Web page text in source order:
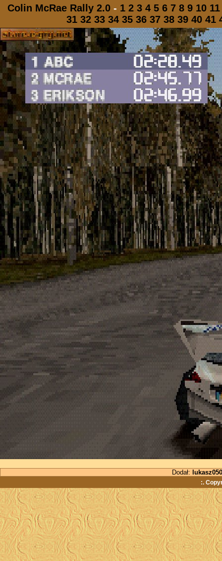
Colin McRae Rally 2.0- 1 2 3 4 5 6 7 8 9 10 11
31 32 33 34 35 36 37 38 39 40 41
Dodał:
:.